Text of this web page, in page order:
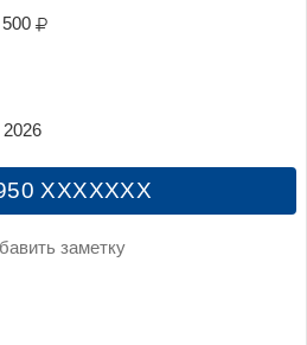
500
XXXXXXX
заметку
2026